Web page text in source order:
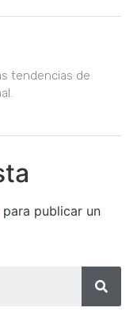
tendencias de
para publicar un